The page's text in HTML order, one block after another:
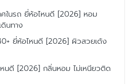
ในรถ ยี่ห้อไหนดี [2026] หอม
นทาง
ยี่ห้อไหนดี [2026] ผิวสวยเด้ง
นดี [2026] กลิ่นหอม ไม่เหนียวติด